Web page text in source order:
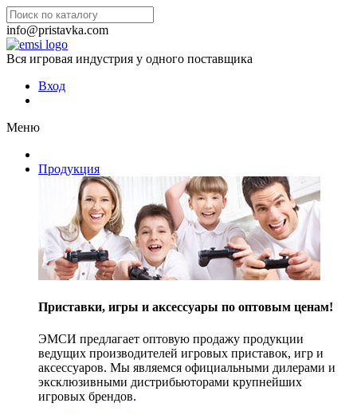
info@pristavka.com
Вся игровая индустрия у одного поставщика
Вход
Меню
Продукция
Приставки, игры и аксессуары по оптовым ценам!
ЭМСИ предлагает оптовую продажу продукции
ведущих производителей игровых приставок, игр и
аксессуаров. Мы являемся официальными дилерами и
эксклюзивными дистрибьюторами крупнейших
игровых брендов.